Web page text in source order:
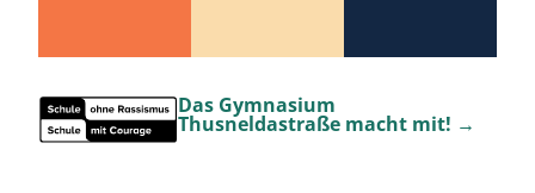
Das Gymnasium
Thusneldastraße macht mit! →